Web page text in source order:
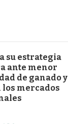
su estrategia
ante menor
de ganado y
los mercados